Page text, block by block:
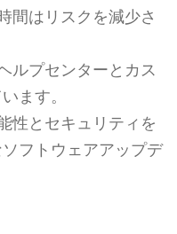
間はリスクを減少さ
ルプセンターとカス
ます。
性とセキュリティを
フトウェアアップデ